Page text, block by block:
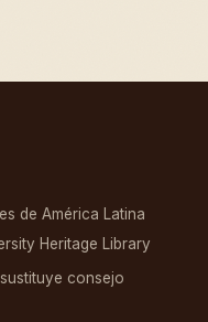
de América Latina
Heritage Library
consejo